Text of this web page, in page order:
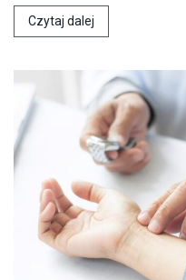
Czytaj dalej